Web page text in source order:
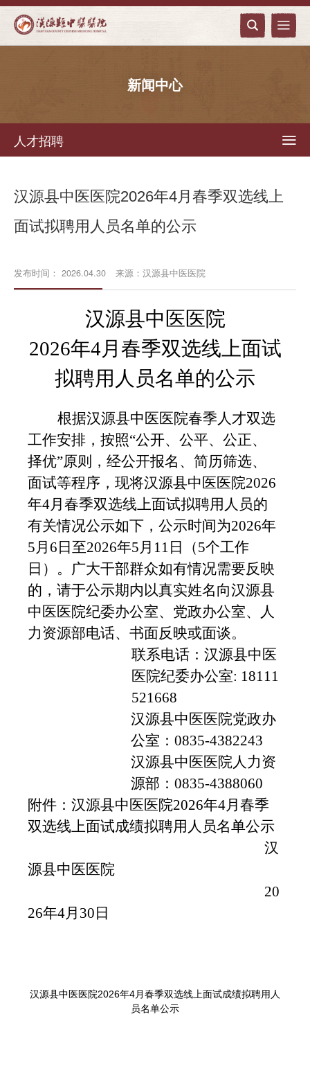
 
新闻中心
人才招聘 
汉源县中医医院2026年4月春季双选线上
面试拟聘用人员名单的公示
发布时间： 2026.04.30 来源：汉源县中医医院
汉源县中医医院
2026年4月春季双选线上面试
拟聘用人员名单的公示
根据汉源县中医医院春季人才双选
工作安排，按照“公开、公平、公正、
择优”原则，经公开报名、简历筛选、
面试等程序，现将汉源县中医医院2026
年4月春季双选线上面试拟聘用人员的
有关情况公示如下，公示时间为2026年
5月 6 日至2026年5月 11 日（5个工作
日）。广大干部群众如有情况需要反映
的，请于公示期内以真实姓名向汉源县
中医医院纪委办公室、 党政办公室、人
力资源部电话、书面反映或面谈。
联系电话： 汉源县中医
医院纪委办公室: 18111
521668
汉源县中医医院党政办
公室 ：0835-4382243
汉源县中医医院人力资
源部：0835-4388060
附件：汉源县中医医院2026年4月春季
双选线上面试成绩拟聘用人员名单公示
汉
源县中医医院
20
26年4月30日
汉源县中医医院2026年4月春季双选线上面试成绩拟聘用人
员名单公示